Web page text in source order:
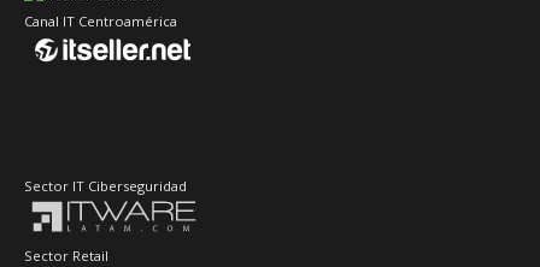
Canal IT Centroamérica
Sector IT Ciberseguridad
Sector Retail